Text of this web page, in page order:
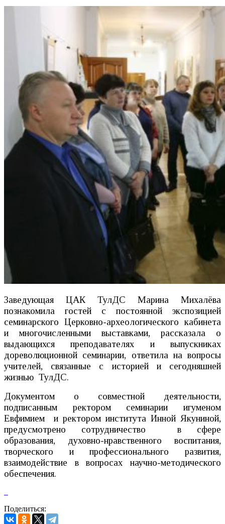
Заведующая ЦАК ТулДС Марина Михалёва
познакомила гостей с постоянной экспозицией
семинарского Церковно-археологического кабинета
и многочисленными выставками, рассказала о
выдающихся преподавателях и выпускниках
дореволюционной семинарии, ответила на вопросы
учителей, связанные с историей и сегодняшней
жизнью ТулДС.
Документом о совместной деятельности,
подписанным ректором семинарии игуменом
Евфимием и ректором института Инной Якуниной,
предусмотрено сотрудничество в сфере
образования, духовно-нравственного воспитания,
творческого и профессионального развития,
взаимодействие в вопросах научно-методического
обеспечения.
Поделиться: